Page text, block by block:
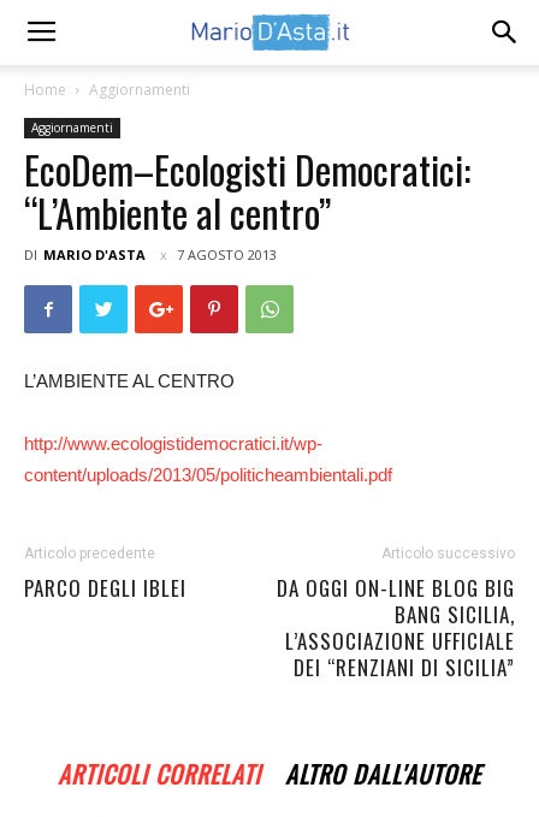
Home Aggiornamenti
Aggiornamenti
EcoDem–Ecologisti Democratici:
“L’Ambiente al centro”
DI MARIO D'ASTA 7 AGOSTO 2013
L’AMBIENTE AL CENTRO
http://www.ecologistidemocratici.it/wp-
content/uploads/2013/05/politicheambientali.pdf
Articolo precedente
PARCO DEGLI IBLEI
Articolo successivo
DA OGGI ON-LINE BLOG BIG
BANG SICILIA,
L’ASSOCIAZIONE UFFICIALE
DEI “RENZIANI DI SICILIA”
ARTICOLI CORRELATI ALTRO DALL'AUTORE